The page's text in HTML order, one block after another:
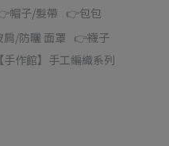
帽子/髮帶 👉包包
/防曬 面罩
👉襪子
作館】手工編織系列